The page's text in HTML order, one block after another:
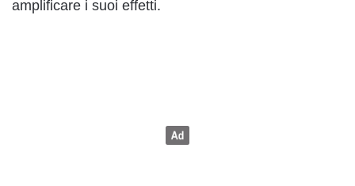
amplificare i suoi effetti.